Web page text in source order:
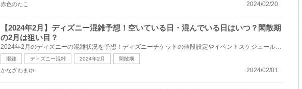
2024/02/20
赤色のたこ
【2024年2月】ディズニー混雑予想！空いている日・混んでいる日はいつ？閑散期
の2月は狙い目？
2024年2月のディズニーの混雑状況を予想！ディズニーチケットの値段設定やイベントスケジュールをもとに...
混雑 ディズニー混雑 2024年2月 閑散期
2024/02/01
かなざわまゆ